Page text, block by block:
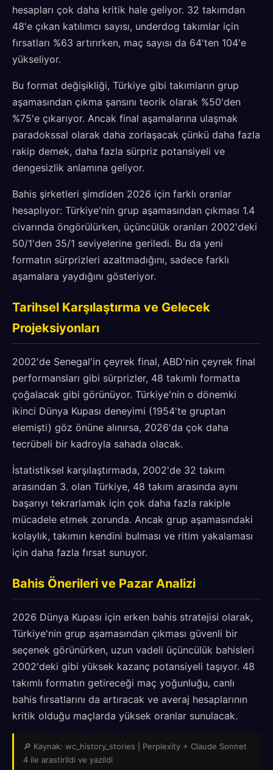
hesapları çok daha kritik hale geliyor. 32 takımdan
48'e çıkan katılımcı sayısı, underdog takımlar için
fırsatları %63 artırırken, maç sayısı da 64'ten 104'e
yükseliyor.
Bu format değişikliği, Türkiye gibi takımların grup
aşamasından çıkma şansını teorik olarak %50'den
%75'e çıkarıyor. Ancak final aşamalarına ulaşmak
paradokssal olarak daha zorlaşacak çünkü daha fazla
rakip demek, daha fazla sürpriz potansiyeli ve
dengesizlik anlamına geliyor.
Bahis şirketleri şimdiden 2026 için farklı oranlar
hesaplıyor: Türkiye'nin grup aşamasından çıkması 1.4
civarında öngörülürken, üçüncülük oranları 2002'deki
50/1'den 35/1 seviyelerine geriledi. Bu da yeni
formatın sürprizleri azaltmadığını, sadece farklı
aşamalara yaydığını gösteriyor.
Tarihsel Karşılaştırma ve Gelecek
Projeksiyonları
2002'de Senegal'in çeyrek final, ABD'nin çeyrek final
performansları gibi sürprizler, 48 takımlı formatta
çoğalacak gibi görünüyor. Türkiye'nin o dönemki
ikinci Dünya Kupası deneyimi (1954'te gruptan
elemişti) göz önüne alınırsa, 2026'da çok daha
tecrübeli bir kadroyla sahada olacak.
İstatistiksel karşılaştırmada, 2002'de 32 takım
arasından 3. olan Türkiye, 48 takım arasında aynı
başarıyı tekrarlamak için çok daha fazla rakiple
mücadele etmek zorunda. Ancak grup aşamasındaki
kolaylık, takımın kendini bulması ve ritim yakalaması
için daha fazla fırsat sunuyor.
Bahis Önerileri ve Pazar Analizi
2026 Dünya Kupası için erken bahis stratejisi olarak,
Türkiye'nin grup aşamasından çıkması güvenli bir
seçenek görünürken, uzun vadeli üçüncülük bahisleri
2002'deki gibi yüksek kazanç potansiyeli taşıyor. 48
takımlı formatın getireceği maç yoğunluğu, canlı
bahis fırsatlarını da artıracak ve averaj hesaplarının
kritik olduğu maçlarda yüksek oranlar sunulacak.
🔎 Kaynak: wc_history_stories | Perplexity + Claude Sonnet
4 ile arastirildi ve yazildi